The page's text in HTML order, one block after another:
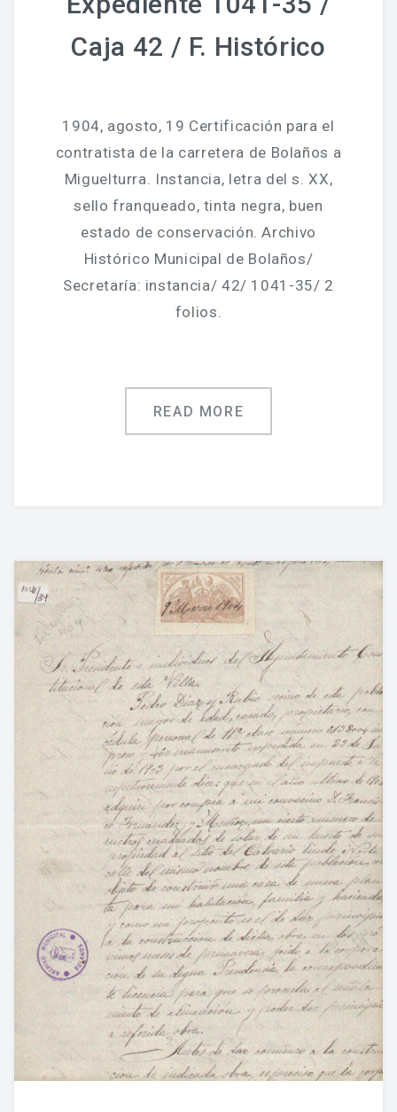
Caja 42 / F. Histórico
1904, agosto, 19 Certificación para el
contratista de la carretera de Bolaños a
Miguelturra. Instancia, letra del s. XX,
sello franqueado, tinta negra, buen
estado de conservación. Archivo
Histórico Municipal de Bolaños/
Secretaría: instancia/ 42/ 1041-35/ 2
folios.
READ MORE